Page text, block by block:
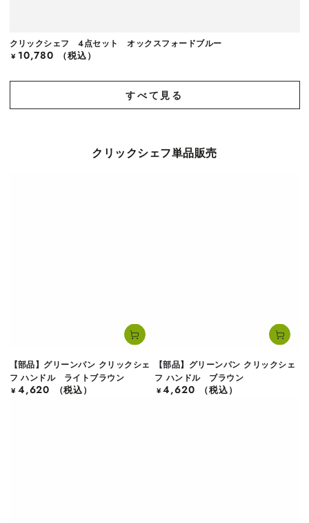
クリックシェフ 4点セット オックスフォードブルー
定
¥ 10,780 （税込）
すべて見る
クリックシェフ単品販売
【部品】グリーンパン クリックシェ
フ ハンドル ライトブラウン
定
¥ 4,620 （税込）
【部品】グリーンパン クリックシェ
フ ハンドル ブラウン
定
¥4,620 （税込）